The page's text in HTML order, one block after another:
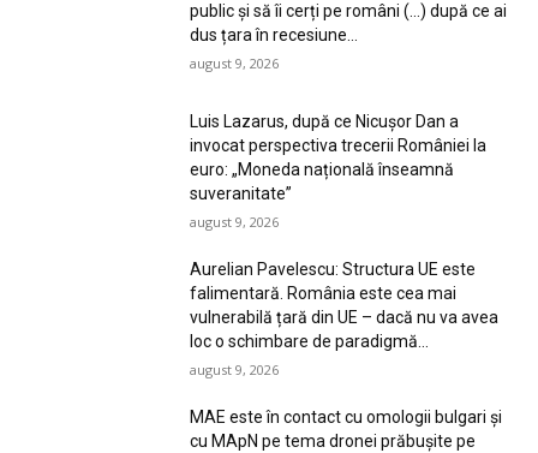
public și să îi cerți pe români (…) după ce ai
dus țara în recesiune...
august 9, 2026
Luis Lazarus, după ce Nicușor Dan a
invocat perspectiva trecerii României la
euro: „Moneda națională înseamnă
suveranitate”
august 9, 2026
Aurelian Pavelescu: Structura UE este
falimentară. România este cea mai
vulnerabilă țară din UE – dacă nu va avea
loc o schimbare de paradigmă...
august 9, 2026
MAE este în contact cu omologii bulgari și
cu MApN pe tema dronei prăbușite pe